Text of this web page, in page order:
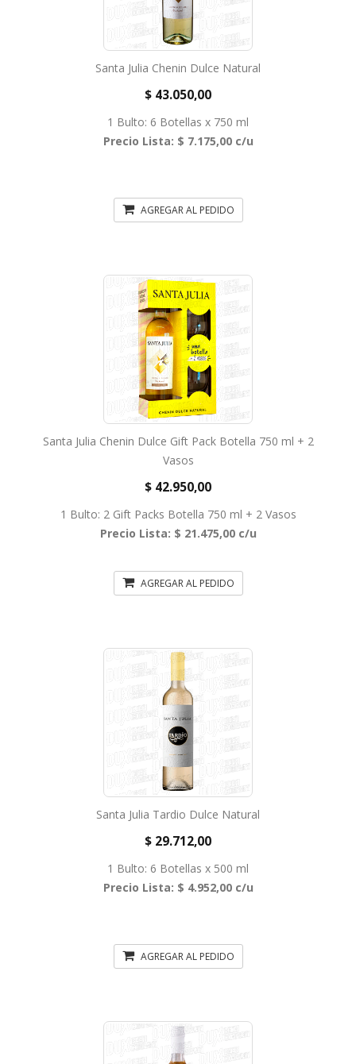
Santa Julia Chenin Dulce Natural
$ 43.050,00
1 Bulto: 6 Botellas x 750 ml
Precio Lista: $ 7.175,00 c/u
AGREGAR AL PEDIDO
Santa Julia Chenin Dulce Gift Pack Botella 750 ml + 2
Vasos
$ 42.950,00
1 Bulto: 2 Gift Packs Botella 750 ml + 2 Vasos
Precio Lista: $ 21.475,00 c/u
AGREGAR AL PEDIDO
Santa Julia Tardio Dulce Natural
$ 29.712,00
1 Bulto: 6 Botellas x 500 ml
Precio Lista: $ 4.952,00 c/u
AGREGAR AL PEDIDO